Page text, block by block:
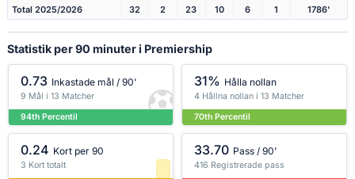
Total 2025/2026 32 2 23 10 6 1 1786'
Statistik per 90 minuter i Premiership
0.73 Inkastade mål / 90'
9 Mål i 13 Matcher
94th Percentil
31% Hålla nollan
4 Hållna nollan i 13 Matcher
70th Percentil
0.24 Kort per 90
3 Kort totalt
33.70 Pass / 90'
416 Registrerade pass